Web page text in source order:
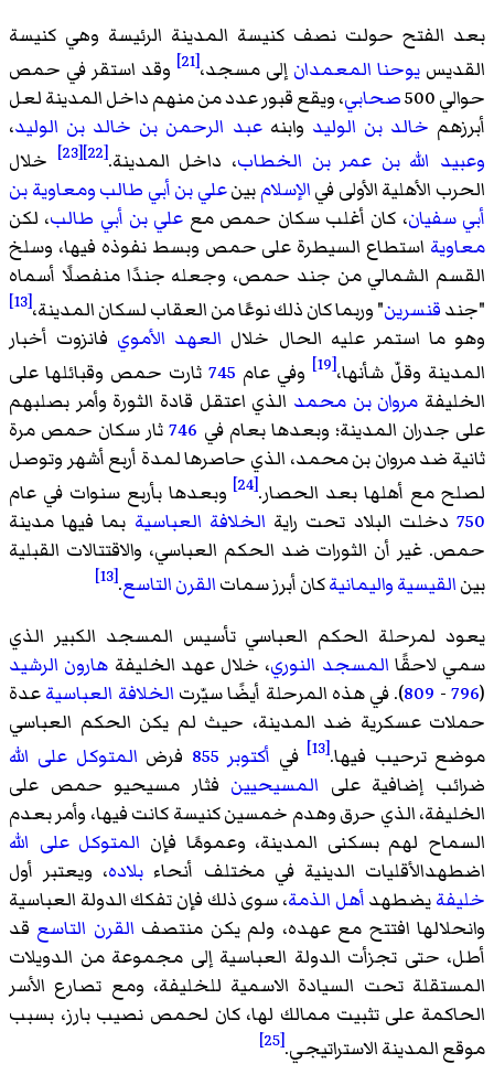
بعد الفتح حولت نصف كنيسة المدينة الرئيسة وهي كنيسة
القديس يوحنا المعمدان إلى مسجد،[21]
وقد استقر في حمص
حوالي 500
صحابي، ويقع قبور عدد من منهم داخل المدينة لعل
أبرزهم خالد بن الوليد وابنهعبد الرحمن بن خالد بن الوليد،
وعبيد الله بن عمر بن الخطاب، داخل المدينة.[22]
[23]
خلال
الحرب الأهلية الأولى فيالإسلامبينعلي بن أبي طالبومعاوية بن
أبي سفيان، كان أغلب سكان حمص مع علي بن أبي طالب، لكن
معاوية استطاع السيطرة على حمص وبسط نفوذه فيها، وسلخ
القسم الشمالي من جند حمص، وجعله جندًا منفصلًا أسماه
"جندقنسرين" وربما كان ذلك نوعًا من العقاب لسكان المدينة،[13]
وهو ما استمر عليه الحال خلال العهد الأموي فانزوت أخبار
المدينة وقلّ شأنها،[19] وفي عام 745 ثارت حمص وقبائلها على
الخليفة مروان بن محمد الذي اعتقل قادة الثورة وأمر بصلبهم
على جدران المدينة؛ وبعدها بعام في 746ثار سكان حمص مرة
ثانية ضد مروان بن محمد، الذي حاصرها لمدة أربع أشهر وتوصل
لصلح مع أهلها بعد الحصار.[24]
وبعدها بأربع سنوات في عام
750دخلت البلاد تحت راية الخلافة العباسية بما فيها مدينة
حمص. غير أن الثورات ضد الحكم العباسي، والاقتتالات القبلية
بينالقيسيةواليمانيةكان أبرز سماتالقرن التاسع.
[13]
يعود لمرحلة الحكم العباسي تأسيس المسجد الكبير الذي
سمي لاحقًا المسجد النوري، خلال عهد الخليفة هارون الرشيد
(
796
-
809). في هذه المرحلة أيضًا سيّرت الخلافة العباسيةعدة
حملات عسكرية ضد المدينة، حيث لم يكن الحكم العباسي
موضع ترحيب فيها.[13] في أكتوبر 855 فرض المتوكل على الله
ضرائب إضافية على المسيحيين فثار مسيحيو حمص على
الخليفة، الذي حرق وهدم خمسين كنيسة كانت فيها، وأمر بعدم
السماح لهم بسكنى المدينة، وعمومًا فإن المتوكل على الله
اضطهدالأقليات الدينية في مختلف أنحاء بلاده، ويعتبر أول
خليفةيضطهدأهل الذمة، سوى ذلك فإن تفكك الدولة العباسية
وانحلالها افتتح مع عهده، ولم يكن منتصف القرن التاسع قد
أطل، حتى تجزأت الدولة العباسية إلى مجموعة من الدويلات
المستقلة تحت السيادة الاسمية للخليفة، ومع تصارع الأسر
الحاكمة على تثبيت ممالك لها، كان لحمص نصيب بارز، بسبب
موقع المدينة الاستراتيجي.[25]